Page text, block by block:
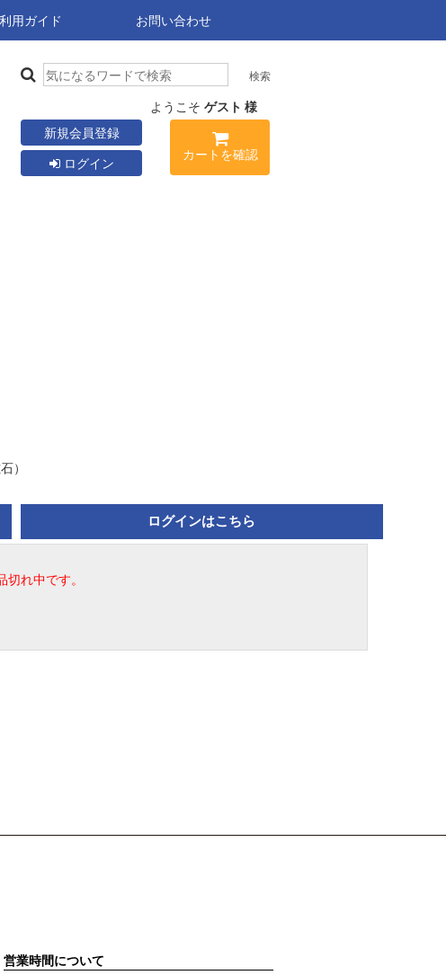
ようこそ ゲスト 様
新規会員登録
ログイン
カートを確認
用ガイド お問い合わせ
）
ログインはこちら
れ中です。
営業時間について